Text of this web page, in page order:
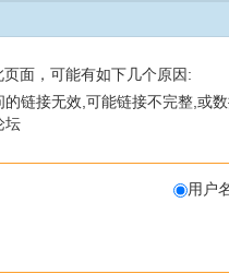
面，可能有如下几个原因:
链接无效,可能链接不完整,或
坛
用户